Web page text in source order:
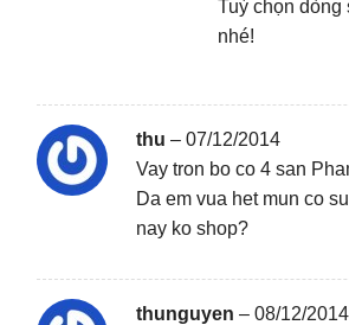
Tuỳ chọn dòng
nhé!
thu – 07/12/2014
Vay tron bo co 4 san
Da em vua het mun co
nay ko shop?
thunguyen – 08/12/2014